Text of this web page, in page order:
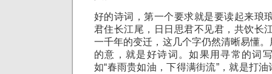
好的诗词，第一个要求就是要读起来琅
君住长江尾，日日思君不见君，共饮长
一千年的变迁，这几个字仍然清晰易懂
的意，就是好诗词。如果用寻常的词
如“春雨贵如油，下得满街流”，就是打